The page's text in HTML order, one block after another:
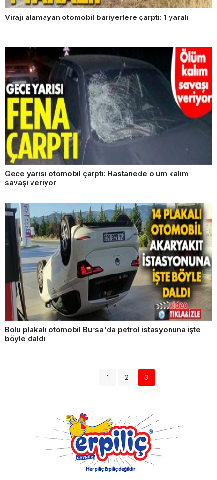
Virajı alamayan otomobil bariyerlere çarptı: 1 yaralı
Gece yarısı otomobil çarptı: Hastanede ölüm kalım
savaşı veriyor
Bolu plakalı otomobil Bursa'da petrol istasyonuna işte
böyle daldı
1 2 3